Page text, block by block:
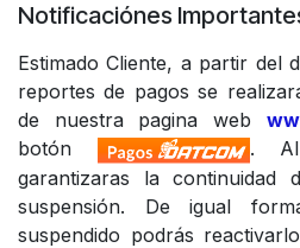
Notificaciónes
Estimado Cliente, a partir del
reportes de pagos se
de nuestra pagina web
botón
. Al
garantizaras la continuidad
suspensión. De igual
suspendido podrás